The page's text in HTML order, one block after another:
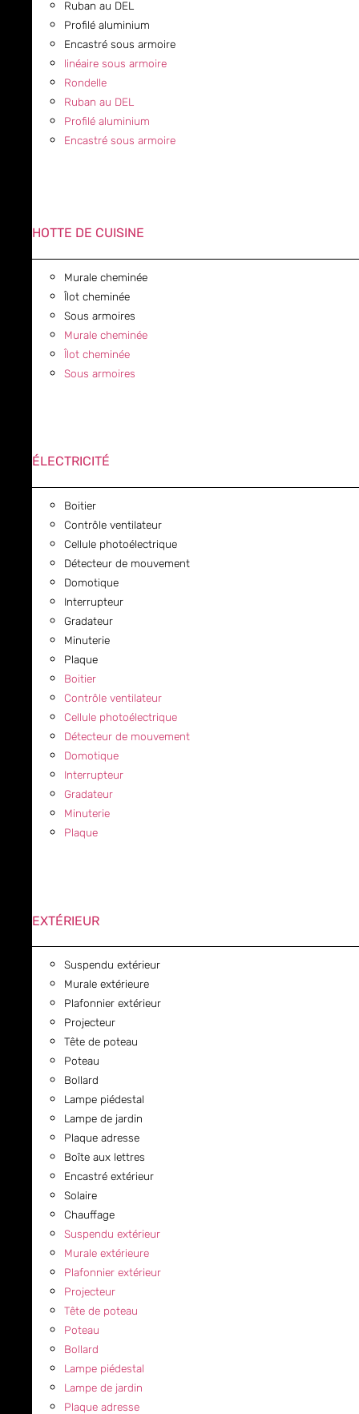
Ruban au DEL
Profilé aluminium
Encastré sous armoire
linéaire sous armoire
Rondelle
Ruban au DEL
Profilé aluminium
Encastré sous armoire
HOTTE DE CUISINE
Murale cheminée
Îlot cheminée
Sous armoires
Murale cheminée
Îlot cheminée
Sous armoires
ÉLECTRICITÉ
Boitier
Contrôle ventilateur
Cellule photoélectrique
Détecteur de mouvement
Domotique
Interrupteur
Gradateur
Minuterie
Plaque
Boitier
Contrôle ventilateur
Cellule photoélectrique
Détecteur de mouvement
Domotique
Interrupteur
Gradateur
Minuterie
Plaque
EXTÉRIEUR
Suspendu extérieur
Murale extérieure
Plafonnier extérieur
Projecteur
Tête de poteau
Poteau
Bollard
Lampe piédestal
Lampe de jardin
Plaque adresse
Boîte aux lettres
Encastré extérieur
Solaire
Chauffage
Suspendu extérieur
Murale extérieure
Plafonnier extérieur
Projecteur
Tête de poteau
Poteau
Bollard
Lampe piédestal
Lampe de jardin
Plaque adresse